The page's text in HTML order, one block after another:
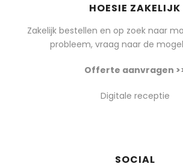
HOESIE ZAKELIJK
Zakelijk bestellen en op zoek naar
probleem, vraag naar de
Offerte aanvragen
Digitale receptie
SOCIAL